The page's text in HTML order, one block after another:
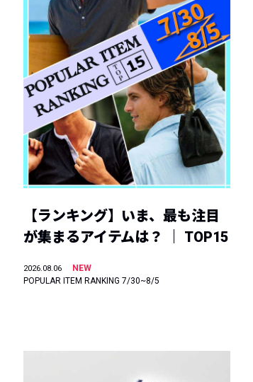
【ランキング】いま、最も注目
が集まるアイテムは？ ｜ TOP15
2026.08.06
NEW
POPULAR ITEM RANKING 7/30~8/5